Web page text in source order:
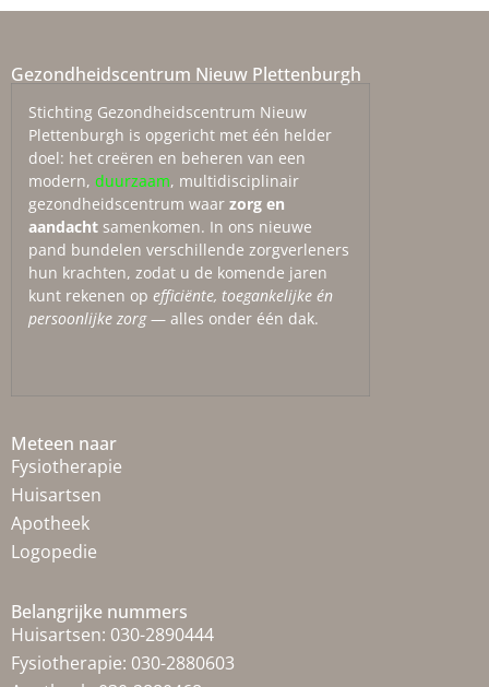
Gezondheidscentrum Nieuw Plettenburgh
Stichting Gezondheidscentrum Nieuw
Plettenburgh is opgericht met één helder
doel: het creëren en beheren van een
modern, duurzaam, multidisciplinair
gezondheidscentrum waar zorg en
aandacht samenkomen. In ons nieuwe
pand bundelen verschillende zorgverleners
hun krachten, zodat u de komende jaren
kunt rekenen op efficiënte, toegankelijke én
persoonlijke zorg— alles onder één dak.
Meteen naar
Fysiotherapie
Huisartsen
Apotheek
Logopedie
Belangrijke nummers
Huisartsen: 030-2890444
Fysiotherapie: 030-2880603